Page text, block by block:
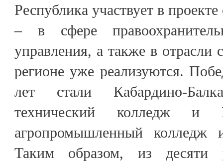
Республика участвует в
– в сфере
управления, а также в отрасли
регионе уже реализуются.
лет стали Кабардино-
технический колледж и
агропромышленный
Таким образом, из десяти